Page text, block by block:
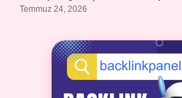
Temmuz 24, 2026